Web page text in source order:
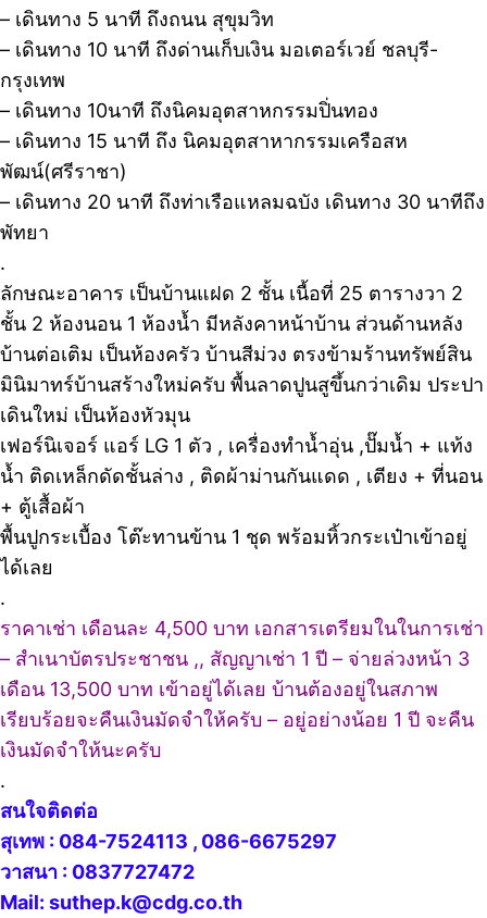
– เดินทาง 5 นาที ถึงถนน สุขุมวิท
– เดินทาง 10 นาที ถึงด่านเก็บเงิน มอเตอร์เวย์ ชลบุรี-
กรุงเทพ
– เดินทาง 10นาที ถึงนิคมอุตสาหกรรมปิ่นทอง
– เดินทาง 15 นาที ถึง นิคมอุตสาหากรรมเครือสห
พัฒน์(ศรีราชา)
– เดินทาง 20 นาที ถึงท่าเรือแหลมฉบัง เดินทาง 30 นาทีถึง
พัทยา
.
ลักษณะอาคาร เป็นบ้านแฝด 2 ชั้น เนื้อที่ 25 ตารางวา 2
ชั้น 2 ห้องนอน 1 ห้องน้ำ มีหลังคาหน้าบ้าน ส่วนด้านหลัง
บ้านต่อเติม เป็นห้องครัว บ้านสีม่วง ตรงข้ามร้านทรัพย์สิน
มินิมาทร์บ้านสร้างใหม่ครับ พื้นลาดปูนสูขึ้นกว่าเดิม ประปา
เดินใหม่ เป็นห้องหัวมุน
เฟอร์นิเจอร์ แอร์ LG 1 ตัว , เครื่องทำน้ำอุ่น ,ปั๊มน้ำ + แท้ง
น้ำ ติดเหล็กดัดชั้นล่าง , ติดผ้าม่านกันแดด , เตียง + ที่นอน
+ ตู้เสื้อผ้า
พื้นปูกระเบื้อง โต๊ะทานข้าน 1 ชุด พร้อมหิ้วกระเป๋าเข้าอยู่
ได้เลย
.
ราคาเช่า เดือนละ 4,500 บาท เอกสารเตรียมในในการเช่า
– สำเนาบัตรประชาชน ,, สัญญาเช่า 1 ปี – จ่ายล่วงหน้า 3
เดือน 13,500 บาท เข้าอยู่ได้เลย บ้านต้องอยู่ในสภาพ
เรียบร้อยจะคืนเงินมัดจำให้ครับ – อยู่อย่างน้อย 1 ปี จะคืน
เงินมัดจำให้นะครับ
.
สนใจติดต่อ
สุเทพ : 084-7524113 , 086-6675297
วาสนา : 0837727472
Mail: suthep.k@cdg.co.th